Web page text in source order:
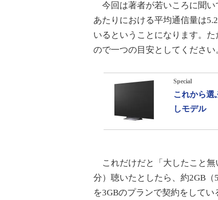
今回は著者が若いころに聞い
あたりにおける平均通信量は
いるということになります。
ので一つの目安としてください
Special
これから選
しモデル
これだけだと「大したこと無
分）聴いたとしたら、約2GB
を3GBのプランで契約をしてい